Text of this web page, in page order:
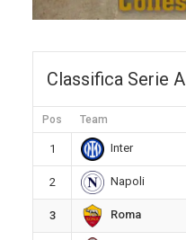
Classifica Serie A
Pos Team
1 Inter
2 Napoli
3 Roma